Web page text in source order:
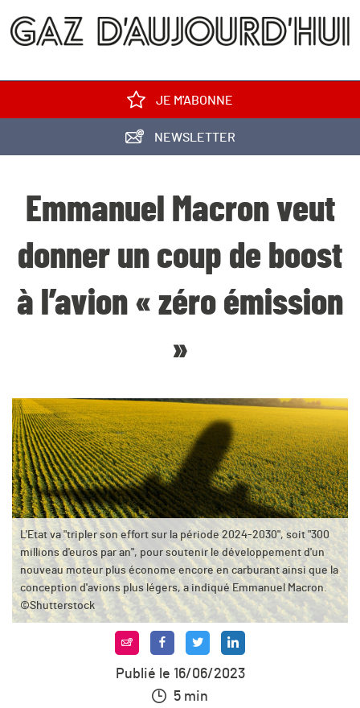
JE M'ABONNE
NEWSLETTER
Emmanuel Macron veut
donner un coup de boost
à l’avion « zéro émission
»
L'Etat va "tripler son effort sur la période 2024-2030", soit "300
millions d'euros par an", pour soutenir le développement d'un
nouveau moteur plus économe encore en carburant ainsi que la
conception d'avions plus légers, a indiqué Emmanuel Macron.
©Shutterstock
Publié le 16/06/2023
5 min